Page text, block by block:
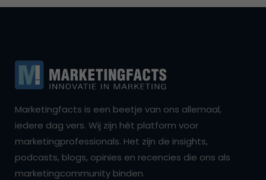
Marketingfacts is een beetje van ons allemaal,
iedere dag vers. Wij zijn hét platform voor
marketingprofessionals. Het zijn de insights,
podcasts, blogs, opinies en recencies die ons als
marketingcommunity binden.